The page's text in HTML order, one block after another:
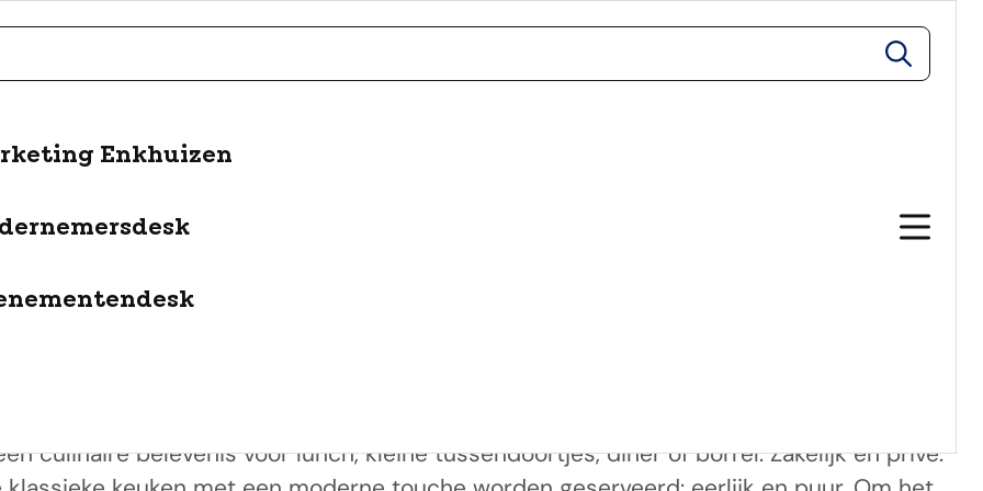
Enkhuizen
zoeken
culinaire belevenis voor lunch, kleine tussendoortjes, diner of borrel. Zakelijk en privé.